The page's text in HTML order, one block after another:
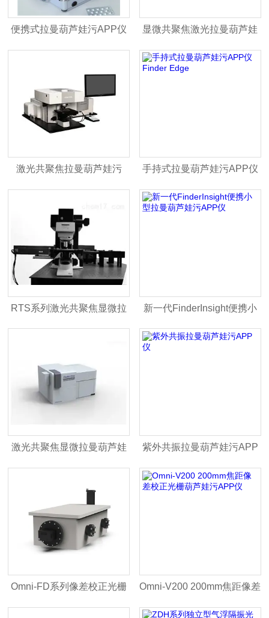
便携式拉曼葫芦娃污APP仪 显微共聚焦激光拉曼葫芦娃
污APP仪
激光共聚焦拉曼葫芦娃污
APP仪Witec
手持式拉曼葫芦娃污APP仪
Finder Edge
RTS系列激光共聚焦显微拉
曼葫芦娃污APP仪
新一代FinderInsight便携小
型拉曼葫芦娃污APP仪
激光共聚焦显微拉曼葫芦娃
污APP仪
紫外共振拉曼葫芦娃污APP
仪
Omni-FD系列像差校正光栅
葫芦娃污APP仪
Omni-V200 200mm焦距像差
校正光栅葫芦娃污APP仪